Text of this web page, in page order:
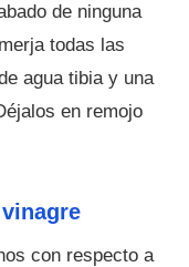
de ninguna
todas las
agua tibia y una
en remojo
con respecto a